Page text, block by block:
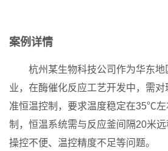
案例详情
杭州某生物科技公司作为华东地
业，在酶催化反应工艺开发中，需
准恒温控制，要求温度稳定在35℃
制，恒温系统需与反应釜间隔20米
操控不便、温控精度不足等问题。